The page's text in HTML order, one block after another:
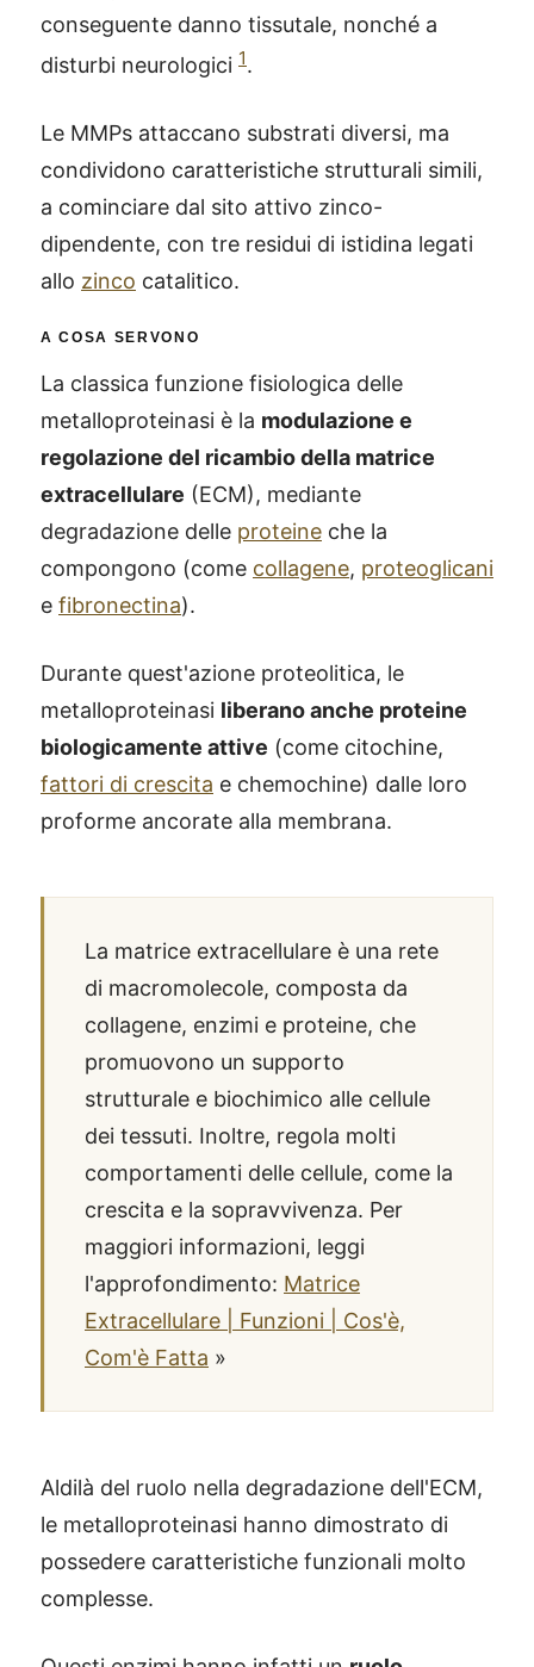
conseguente danno tissutale, nonché a
disturbi neurologici 1.
Le MMPs attaccano substrati diversi, ma
condividono caratteristiche strutturali simili,
a cominciare dal sito attivo zinco-
dipendente, con tre residui di istidina legati
allo zinco catalitico.
A COSA SERVONO
La classica funzione fisiologica delle
metalloproteinasi è la modulazione e
regolazione del ricambio della matrice
extracellulare (ECM), mediante
degradazione delle proteine che la
compongono (come collagene, proteoglicani
e fibronectina).
Durante quest'azione proteolitica, le
metalloproteinasi liberano anche proteine
biologicamente attive (come citochine,
fattori di crescita e chemochine) dalle loro
proforme ancorate alla membrana.
La matrice extracellulare è una rete
di macromolecole, composta da
collagene, enzimi e proteine, che
promuovono un supporto
strutturale e biochimico alle cellule
dei tessuti. Inoltre, regola molti
comportamenti delle cellule, come la
crescita e la sopravvivenza. Per
maggiori informazioni, leggi
l'approfondimento: Matrice
Extracellulare | Funzioni | Cos'è,
Com'è Fatta »
Aldilà del ruolo nella degradazione dell'ECM,
le metalloproteinasi hanno dimostrato di
possedere caratteristiche funzionali molto
complesse.